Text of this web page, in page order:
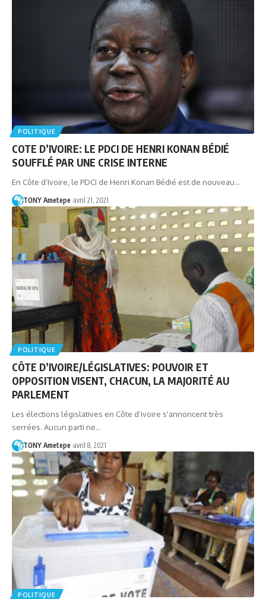
POLITIQUE
COTE D’IVOIRE: LE PDCI DE HENRI KONAN BÉDIÉ
SOUFFLÉ PAR UNE CRISE INTERNE
En Côte d’Ivoire, le PDCI de Henri Konan Bédié est de nouveau…
TONY Ametepe avril 21, 2021
POLITIQUE
CÔTE D’IVOIRE/LÉGISLATIVES: POUVOIR ET
OPPOSITION VISENT, CHACUN, LA MAJORITÉ AU
PARLEMENT
Les élections législatives en Côte d’ivoire s'annoncent très
serrées. Aucun parti ne…
TONY Ametepe avril 8, 2021
POLITIQUE